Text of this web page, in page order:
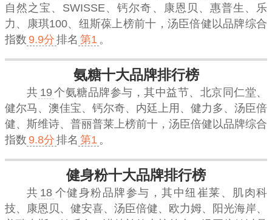
自然之宝、SWISSE、钙尔奇、康恩贝、惠普生、乐
力、康琪100、纽斯葆上榜前十， 汤臣倍健 以品牌综合
指数 9.9分 排名 第1 。
氨糖十大品牌排行榜
共 19 个氨糖品牌参与，其中益节、北京同仁堂、
健尔马、澳佳宝、钙尔奇、内廷上用、健力多、汤臣倍
健、斯维诗、普丽普莱上榜前十， 汤臣倍健 以品牌综合
指数 9.8分 排名 第1 。
健身粉十大品牌排行榜
共 18 个健身粉品牌参与，其中纽崔莱、肌肉科
技、康恩贝、健安喜、汤臣倍健、欧力姆、阳光海岸、